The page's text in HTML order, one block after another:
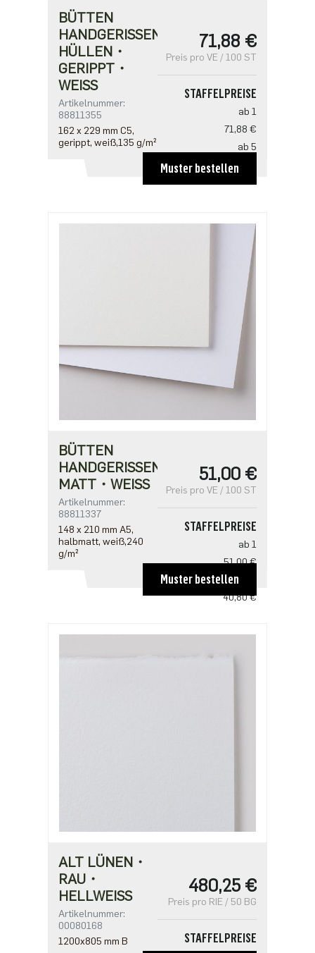
BÜTTEN
HANDGERISSEN
HÜLLEN・
GERIPPT・
WEISS
Artikelnummer:
88811355
162 x 229 mm C5,
gerippt, weiß,135 g/m²
71,88 €
Preis pro VE / 100 ST
STAFFELPREISE
ab 1
71,88 €
ab 5
57,50 €
Muster bestellen
BÜTTEN
HANDGERISSEN・
MATT・WEISS
Artikelnummer:
88811337
148 x 210 mm A5,
halbmatt, weiß,240
g/m²
51,00 €
Preis pro VE / 100 ST
STAFFELPREISE
ab 1
51,00 €
ab 5
40,80 €
Muster bestellen
ALT LÜNEN・
RAU・
HELLWEISS
Artikelnummer:
00080168
1200x805 mm B
480,25 €
Preis pro RIE / 50 BG
STAFFELPREISE